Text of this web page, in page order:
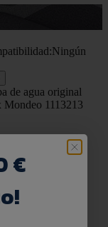
Ningún
de agua original
1113213
€